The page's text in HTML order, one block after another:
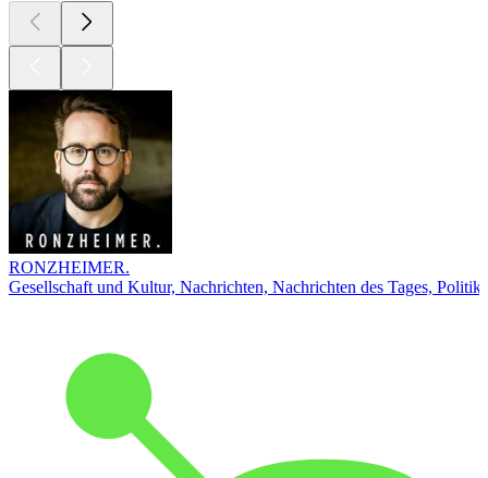
RONZHEIMER.
Gesellschaft und Kultur, Nachrichten, Nachrichten des Tages, Politik